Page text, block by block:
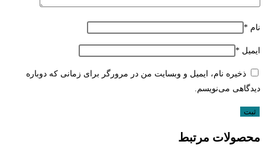
نام *
ایمیل *
ذخیره نام، ایمیل و وبسایت من در مرورگر برای زمانی که دوباره
دیدگاهی می‌نویسم.
محصولات مرتبط